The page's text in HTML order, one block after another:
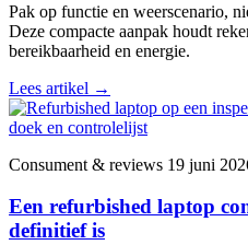
Pak op functie en weerscenario,
Deze compacte aanpak houdt
bereikbaarheid en energie.
Lees artikel →
Consument & reviews 19 juni
Een refurbished laptop
definitief is